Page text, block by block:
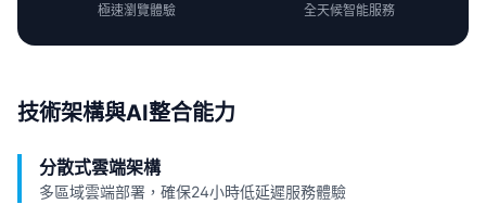
極速瀏覽體驗 全天候智能服務
技術架構與AI整合能力
分散式雲端架構
多區域雲端部署，確保24小時低延遲服務體驗